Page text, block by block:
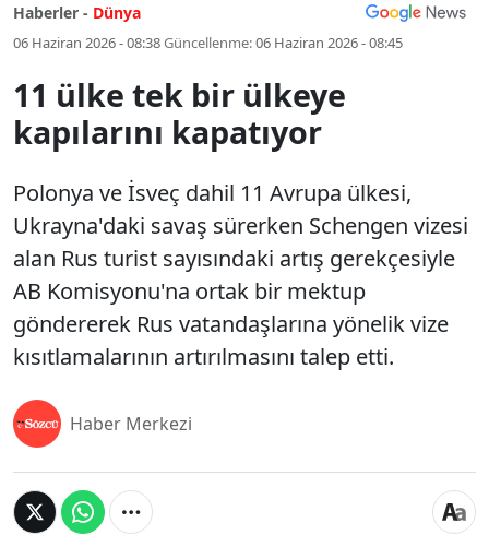
Haberler - Dünya
06 Haziran 2026 - 08:38Güncellenme:06 Haziran 2026 - 08:45
11 ülke tek bir ülkeye
kapılarını kapatıyor
Polonya ve İsveç dahil 11 Avrupa ülkesi,
Ukrayna'daki savaş sürerken Schengen vizesi
alan Rus turist sayısındaki artış gerekçesiyle
AB Komisyonu'na ortak bir mektup
göndererek Rus vatandaşlarına yönelik vize
kısıtlamalarının artırılmasını talep etti.
Haber Merkezi